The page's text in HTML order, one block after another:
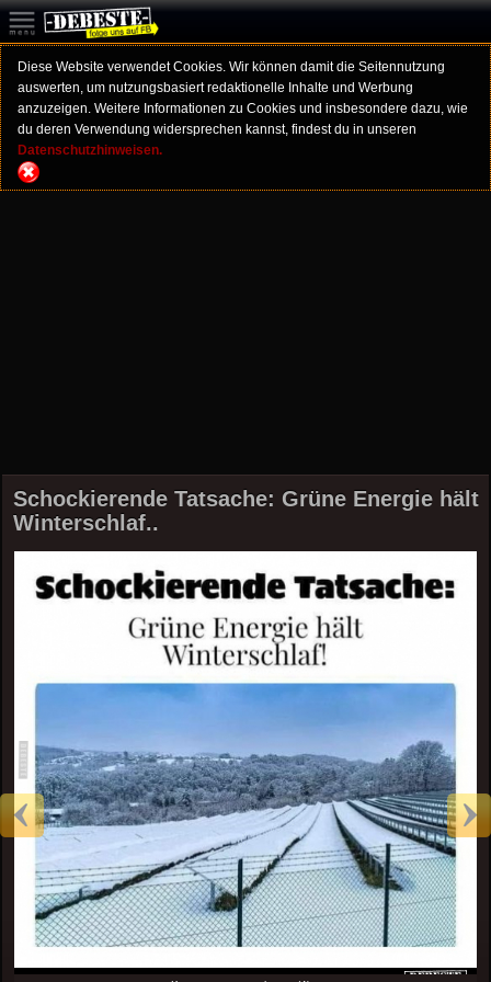
Diese Website verwendet Cookies. Wir können damit die Seitennutzung
auswerten, um nutzungsbasiert redaktionelle Inhalte und Werbung
anzuzeigen. Weitere Informationen zu Cookies und insbesondere dazu, wie
du deren Verwendung widersprechen kannst, findest du in unseren
Datenschutzhinweisen.
Schockierende Tatsache: Grüne Energie hält
Winterschlaf..